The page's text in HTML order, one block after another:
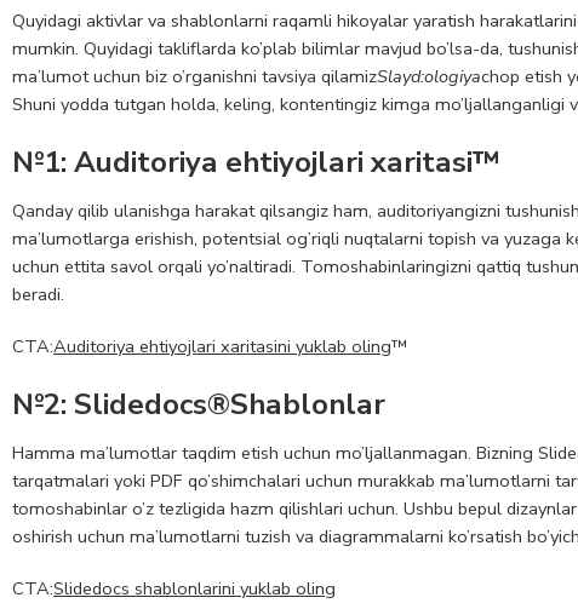
Quyidagi aktivlar va shablonlarni raqamli hikoyalar yaratish
mumkin. Quyidagi takliflarda ko’plab bilimlar mavjud bo’lsa-da,
ma’lumot uchun biz o’rganishni tavsiya qilamizSlayd:ologiyachop etish
Shuni yodda tutgan holda, keling, kontentingiz kimga mo’ljallanganligi
№1: Auditoriya ehtiyojlari xaritasi™
Qanday qilib ulanishga harakat qilsangiz ham, auditoriyangizni
ma’lumotlarga erishish, potentsial og’riqli nuqtalarni topish va yuzaga
uchun ettita savol orqali yo’naltiradi. Tomoshabinlaringizni qattiq
beradi.
CTA:Auditoriya ehtiyojlari xaritasini yuklab oling™
№2: Slidedocs®Shablonlar
Hamma ma’lumotlar taqdim etish uchun mo’ljallanmagan. Bizning
tarqatmalari yoki PDF qo’shimchalari uchun murakkab ma’lumotlarni
tomoshabinlar o’z tezligida hazm qilishlari uchun. Ushbu bepul
oshirish uchun ma’lumotlarni tuzish va diagrammalarni ko’rsatish
CTA:Slidedocs shablonlarini yuklab oling